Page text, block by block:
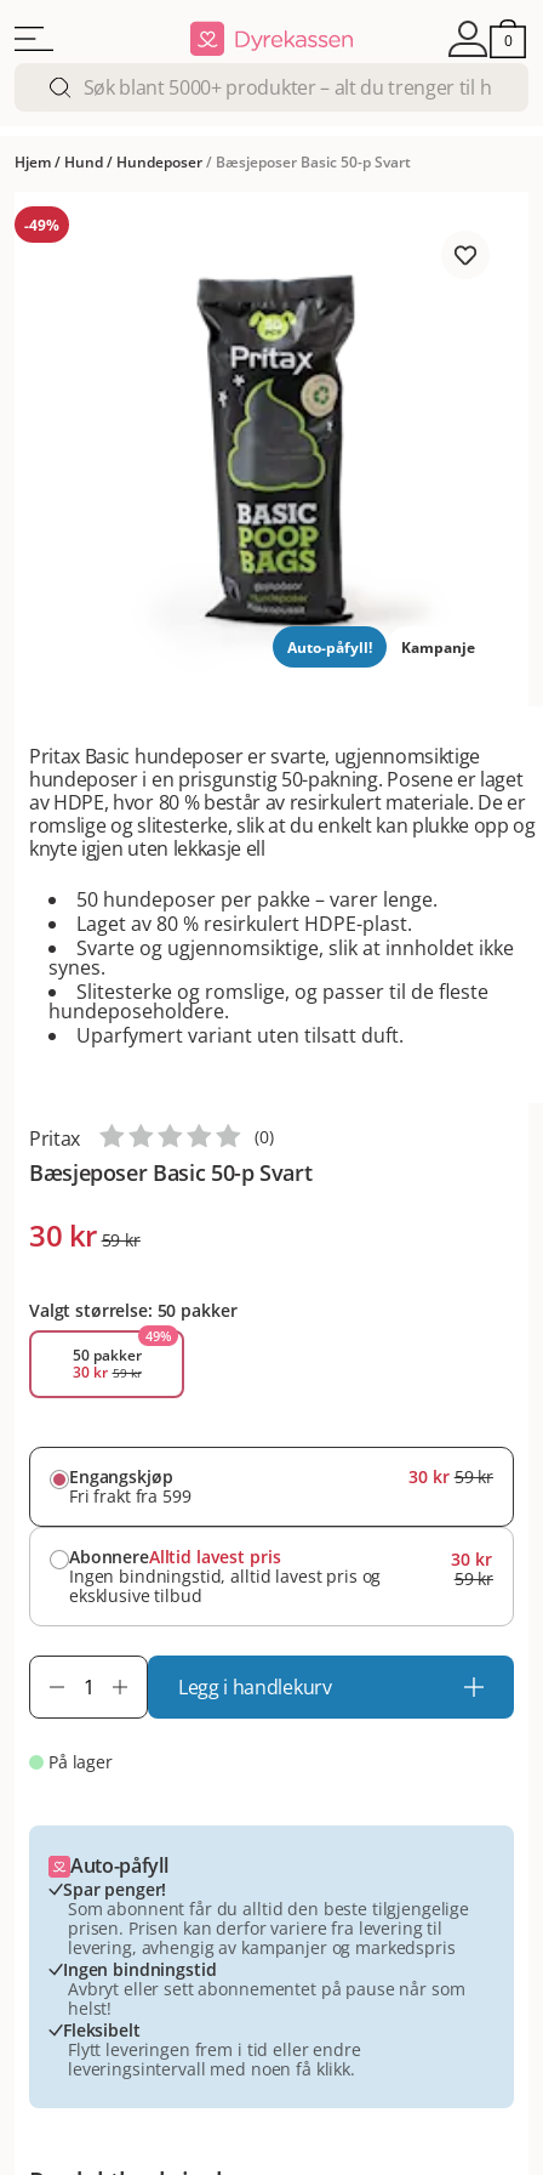
0
Hjem/ Hund/ Hundeposer/ Bæsjeposer Basic 50-p Svart
-49%
Auto-påfyll! Kampanje
Pritax Basic hundeposer er svarte, ugjennomsiktige
hundeposer i en prisgunstig 50-pakning. Posene er laget
av HDPE, hvor 80 % består av resirkulert materiale. De er
romslige og slitesterke, slik at du enkelt kan plukke opp og
knyte igjen uten lekkasje ell
50 hundeposer per pakke – varer lenge.
Laget av 80 % resirkulert HDPE-plast.
Svarte og ugjennomsiktige, slik at innholdet ikke
synes.
Slitesterke og romslige, og passer til de fleste
hundeposeholdere.
Uparfymert variant uten tilsatt duft.
Pritax
Bæsjeposer Basic 50-p Svart
(0)
30 kr 59 kr
Valgt størrelse: 50 pakker
49%
50 pakker
30 kr 59 kr
Engangskjøp
Fri frakt fra 599
30 kr 59 kr
AbonnereAlltid lavest pris
Ingen bindningstid, alltid lavest pris og
eksklusive tilbud
30 kr
59 kr
Legg i handlekurv
På lager
Auto-påfyll
Spar penger!
Som abonnent får du alltid den beste tilgjengelige
prisen. Prisen kan derfor variere fra levering til
levering, avhengig av kampanjer og markedspris
Ingen bindningstid
Avbryt eller sett abonnementet på pause når som
helst!
Fleksibelt
Flytt leveringen frem i tid eller endre
leveringsintervall med noen få klikk.